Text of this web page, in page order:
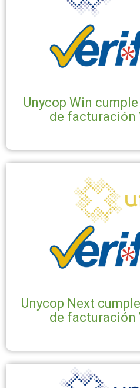
Unycop Win
de facturación
Unycop Next
de facturación